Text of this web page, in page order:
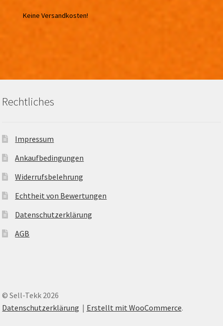
Keine Versandkosten!
Rechtliches
Impressum
Ankaufbedingungen
Widerrufsbelehrung
Echtheit von Bewertungen
Datenschutzerklärung
AGB
© Sell-Tekk 2026
Datenschutzerklärung
Erstellt mit WooCommerce.